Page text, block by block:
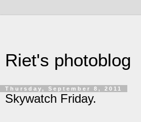
Riet's photoblog
Thursday, September 8, 2011
Skywatch Friday.